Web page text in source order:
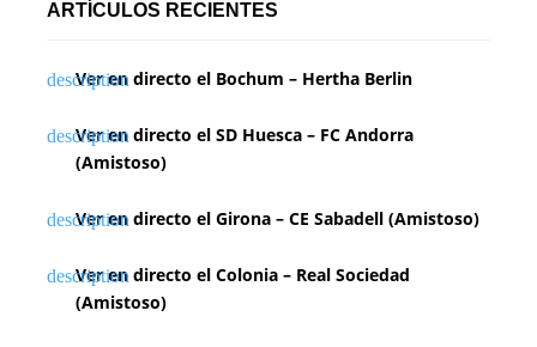
ARTÍCULOS RECIENTES
Ver en directo el Bochum – Hertha Berlin
Ver en directo el SD Huesca – FC Andorra
(Amistoso)
Ver en directo el Girona – CE Sabadell (Amistoso)
Ver en directo el Colonia – Real Sociedad
(Amistoso)